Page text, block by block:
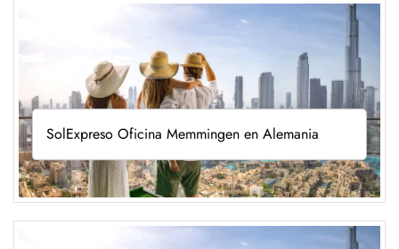
SolExpreso Oficina Memmingen en Alemania